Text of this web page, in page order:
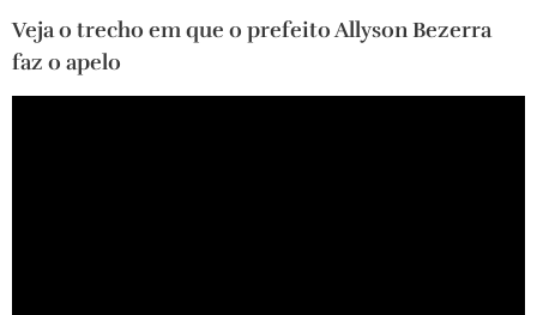
Veja o trecho em que o prefeito Allyson Bezerra
faz o apelo